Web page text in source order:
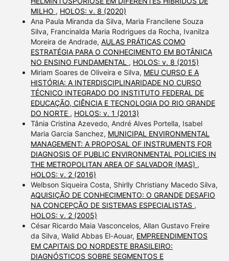
MILHO , HOLOS: v. 8 (2020)
Ana Paula Miranda da Silva, Maria Francilene Souza
Silva, Francinalda Maria Rodrigues da Rocha, Ivanilza
Moreira de Andrade, AULAS PRÁTICAS COMO
ESTRATÉGIA PARA O CONHECIMENTO EM BOTÂNICA
NO ENSINO FUNDAMENTAL , HOLOS: v. 8 (2015)
Miriam Soares de Oliveira e Silva, MEU CURSO E A
HISTÓRIA: A INTERDISCIPLINARIDADE NO CURSO
TÉCNICO INTEGRADO DO INSTITUTO FEDERAL DE
EDUCAÇÃO, CIÊNCIA E TECNOLOGIA DO RIO GRANDE
DO NORTE , HOLOS: v. 1 (2013)
Tânia Cristina Azevedo, André Alves Portella, Isabel
Maria Garcia Sanchez, MUNICIPAL ENVIRONMENTAL
MANAGEMENT: A PROPOSAL OF INSTRUMENTS FOR
DIAGNOSIS OF PUBLIC ENVIRONMENTAL POLICIES IN
THE METROPOLITAN AREA OF SALVADOR (MAS) ,
HOLOS: v. 2 (2016)
Welbson Siqueira Costa, Shirlly Christiany Macedo Silva,
AQUISIÇÃO DE CONHECIMENTO: O GRANDE DESAFIO
NA CONCEPÇÃO DE SISTEMAS ESPECIALISTAS ,
HOLOS: v. 2 (2005)
César Ricardo Maia Vasconcelos, Allan Gustavo Freire
da Silva, Walid Abbas El-Aouar, EMPREENDIMENTOS
EM CAPITAIS DO NORDESTE BRASILEIRO:
DIAGNÓSTICOS SOBRE SEGMENTOS E